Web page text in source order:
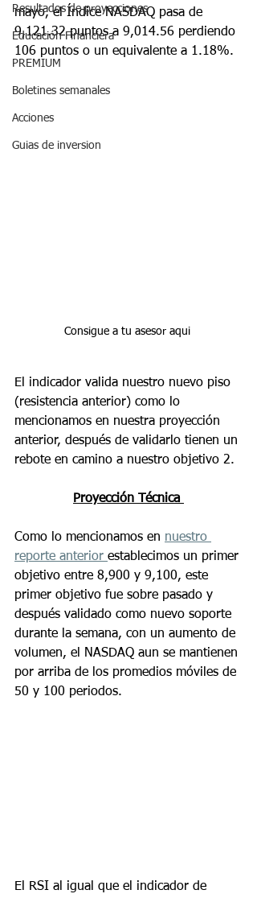
Resultados de proyecciones
Educación Financiera
PREMIUM
Boletines semanales
Acciones
Guias de inversion
mayo, el Índice NASDAQ pasa de
9,121.32 puntos a 9,014.56 perdiendo
106 puntos o un equivalente a 1.18%.
Consigue a tu asesor aqui
El indicador valida nuestro nuevo piso
(resistencia anterior) como lo
mencionamos en nuestra proyección
anterior, después de validarlo tienen un
rebote en camino a nuestro objetivo 2.
Proyección Técnica
Como lo mencionamos en nuestro
reporte anterior establecimos un primer
objetivo entre 8,900 y 9,100, este
primer objetivo fue sobre pasado y
después validado como nuevo soporte
durante la semana, con un aumento de
volumen, el NASDAQ aun se mantienen
por arriba de los promedios móviles de
50 y 100 periodos.
El RSI al igual que el indicador de